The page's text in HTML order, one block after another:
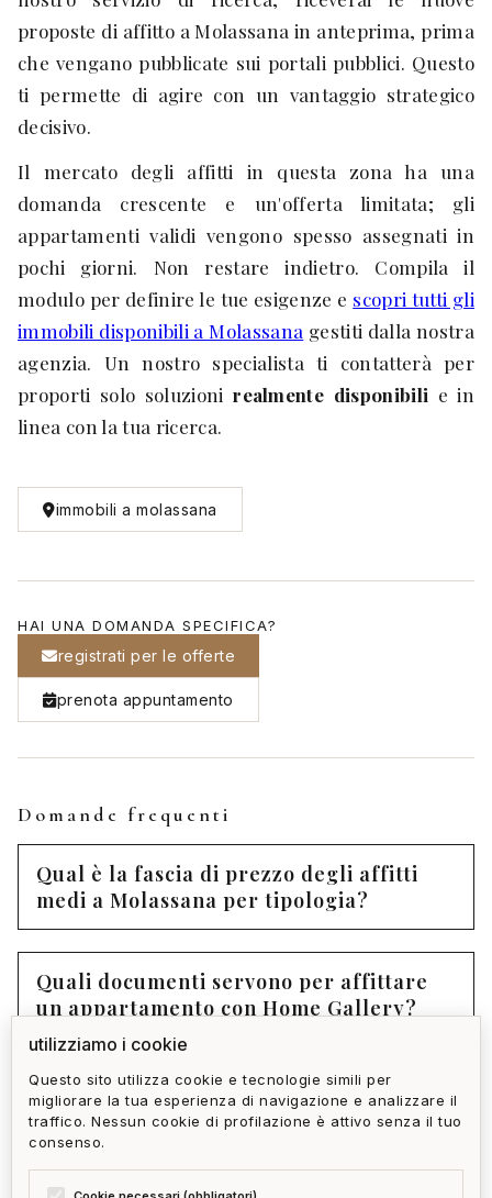
proposte di affitto a Molassana in anteprima, prima
che vengano pubblicate sui portali pubblici. Questo
ti permette di agire con un vantaggio strategico
decisivo.
Il mercato degli affitti in questa zona ha una
domanda crescente e un'offerta limitata; gli
appartamenti validi vengono spesso assegnati in
pochi giorni. Non restare indietro. Compila il
modulo per definire le tue esigenze e scopri tutti gli
immobili disponibili a Molassana gestiti dalla nostra
agenzia. Un nostro specialista ti contatterà per
proporti solo soluzionirealmente disponibili e in
linea con la tua ricerca.
immobili a molassana
HAI UNA DOMANDA SPECIFICA?
registrati per le offerte
prenota appuntamento
Domande frequenti
Qual è la fascia di prezzo degli affitti
medi a Molassana per tipologia?
Quali documenti servono per affittare
un appartamento con Home Gallery?
Quanto tempo richiede mediamente
trovare un appartamento in affitto a
Molassana?
utilizziamo i cookie
Questo sito utilizza cookie e tecnologie simili per
migliorare la tua esperienza di navigazione e analizzare il
traffico. Nessun cookie di profilazione è attivo senza il tuo
consenso.